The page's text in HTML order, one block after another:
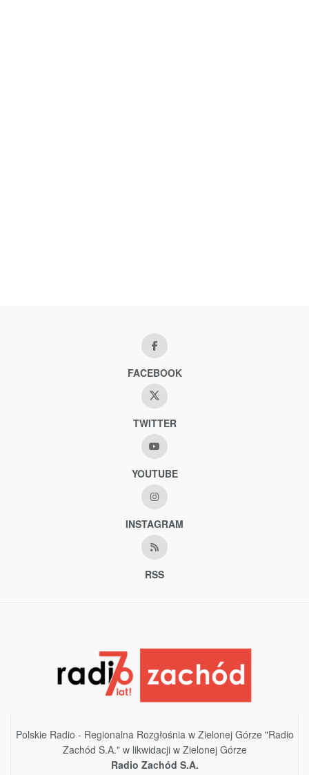
FACEBOOK
TWITTER
YOUTUBE
INSTAGRAM
RSS
Polskie Radio - Regionalna Rozgłośnia w Zielonej Górze "Radio
Zachód S.A." w likwidacji w Zielonej Górze
Radio Zachód S.A.